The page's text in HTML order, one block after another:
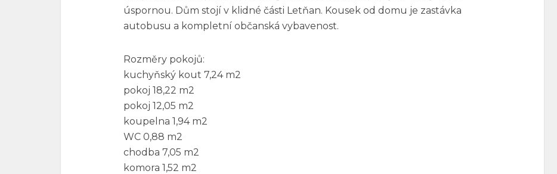
úspornou. Dům stojí v klidné části Letňan. Kousek od domu je zastávka
autobusu a kompletní občanská vybavenost.
Rozměry pokojů:
kuchyňský kout 7,24 m2
pokoj 18,22 m2
pokoj 12,05 m2
koupelna 1,94 m2
WC 0,88 m2
chodba 7,05 m2
komora 1,52 m2